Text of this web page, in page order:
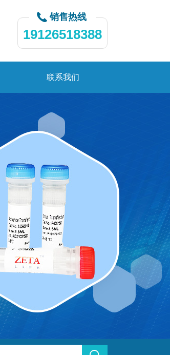
销售热线
19126518388
联系我们